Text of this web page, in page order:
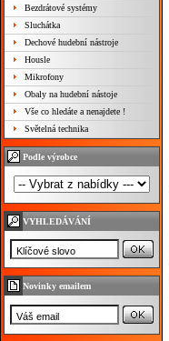
Bezdrátové systémy
Sluchátka
Dechové hudební nástroje
Housle
Mikrofony
Obaly na hudební nástoje
Vše co hledáte a nenajdete !
Světelná technika
Podle výrobce
VYHLEDÁVÁNÍ
Novinky emailem